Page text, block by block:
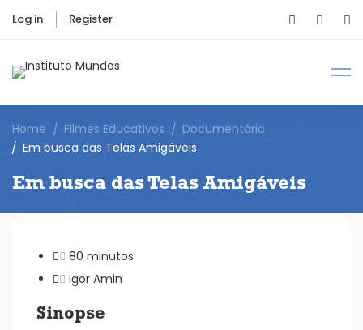
Log in Register
Home Filmes Educativos
Documentário
Em busca das Telas Amigáveis
Em busca das Telas Amigáveis
80 minutos
Igor Amin
Sinopse